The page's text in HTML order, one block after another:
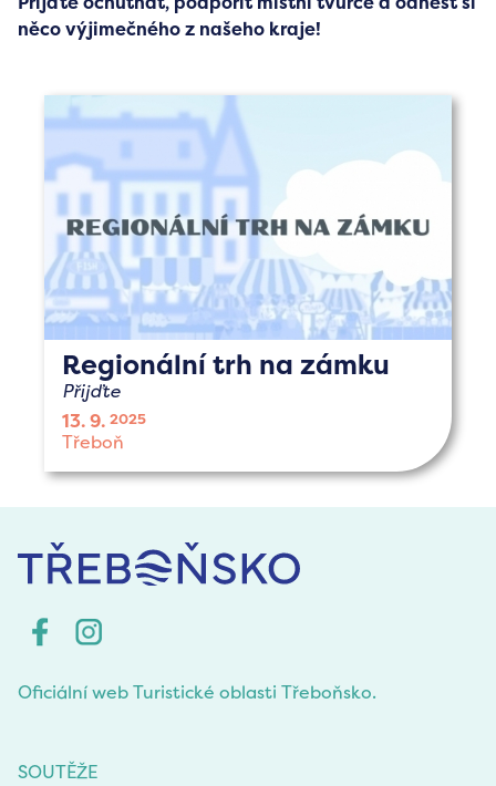
něco výjimečného z našeho kraje!
Regionální trh na zámku
Přijďte
13. 9. 2025
Třeboň
Oficiální web Turistické oblasti Třeboňsko.
SOUTĚŽE